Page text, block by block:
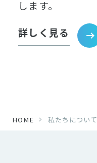
します。
詳しく見る
HOME 私たちについて